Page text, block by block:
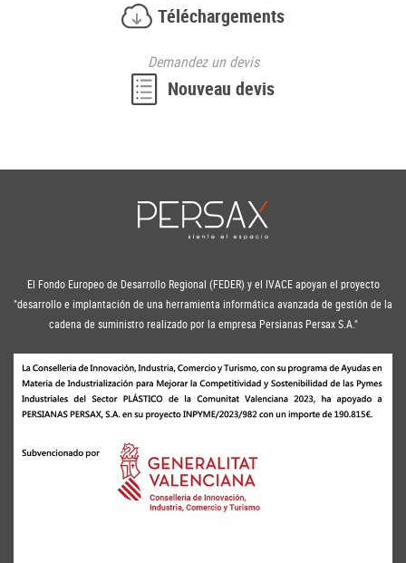
Téléchargements
Demandezun devis
Nouveau devis
El Fondo Europeo de Desarrollo Regional (FEDER) y el IVACE apoyan el proyecto
"desarrollo e implantación de una herramienta informática avanzada de gestión de la
cadena de suministro realizado por la empresa Persianas Persax S.A."